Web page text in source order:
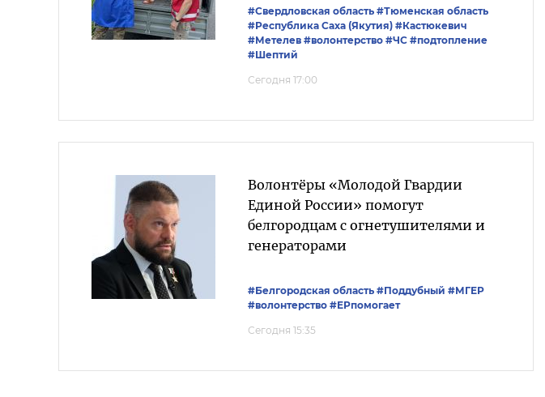
#Свердловская область #Тюменская область
#Республика Саха (Якутия) #Кастюкевич
#Метелев #волонтерство #ЧС #подтопление
#Шептий
Сегодня 17:00
Волонтёры «Молодой Гвардии
Единой России» помогут
белгородцам с огнетушителями и
генераторами
#Белгородская область #Поддубный #‎МГЕР‬
#волонтерство #ЕРпомогает
Сегодня 15:35